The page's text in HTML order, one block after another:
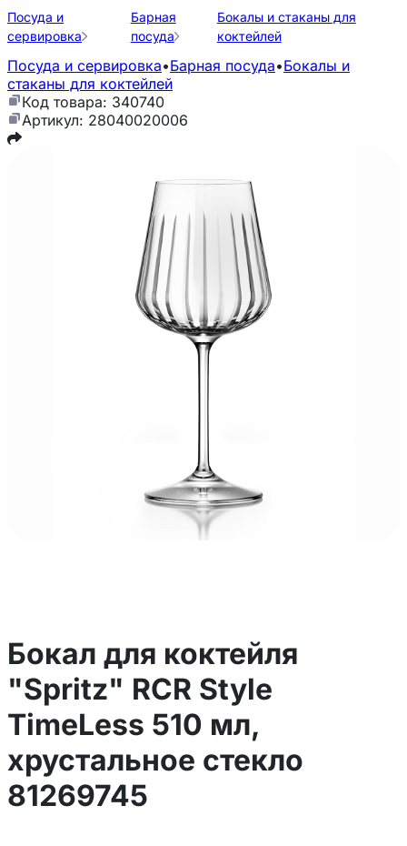
Посуда и
сервировка
Барная
посуда
Бокалы и стаканы для
коктейлей
Посуда и сервировка•Барная посуда•Бокалы и
стаканы для коктейлей
Код товара: 340740
Артикул: 28040020006
Бокал для коктейля
"Spritz" RCR Style
TimeLess 510 мл,
хрустальное стекло
81269745